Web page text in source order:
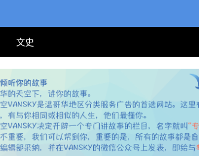
文史